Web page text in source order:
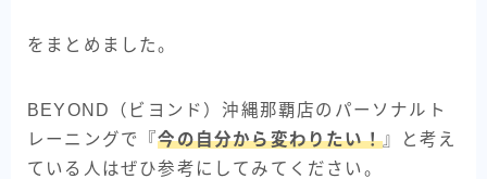
をまとめました。
BEYOND（ビヨンド）沖縄那覇店のパーソナルト
レーニングで『今の自分から変わりたい！』と考え
ている人はぜひ参考にしてみてください。